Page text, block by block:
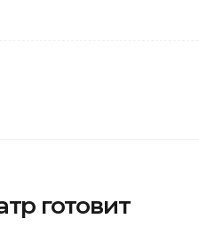
готовит